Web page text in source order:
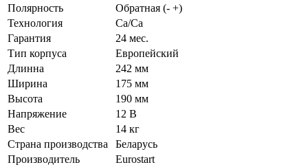
Полярность
Обратная (- +)
Технология
Ca/Ca
Гарантия
24 мес.
Тип корпуса
Европейский
Длинна
242 мм
Ширина
175 мм
Высота
190 мм
Напряжение
12 В
Вес
14 кг
Страна производства
Беларусь
Производитель
Eurostart